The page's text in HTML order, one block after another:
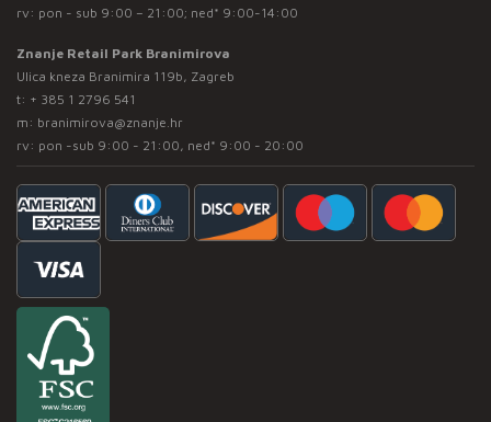
rv: pon - sub 9:00 – 21:00; ned* 9:00-14:00
Znanje Retail Park Branimirova
Ulica kneza Branimira 119b, Zagreb
t: + 385 1 2796 541
m: branimirova@znanje.hr
rv: pon -sub 9:00 - 21:00, ned* 9:00 - 20:00